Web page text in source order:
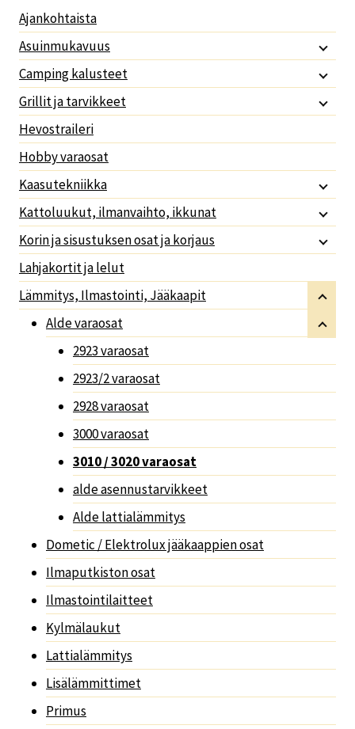
Ajankohtaista
Asuinmukavuus
Camping kalusteet
Grillit ja tarvikkeet
Hevostraileri
Hobby varaosat
Kaasutekniikka
Kattoluukut, ilmanvaihto, ikkunat
Korin ja sisustuksen osat ja korjaus
Lahjakortit ja lelut
Lämmitys, Ilmastointi, Jääkaapit
Alde varaosat
2923 varaosat
2923/2 varaosat
2928 varaosat
3000 varaosat
3010 / 3020 varaosat
alde asennustarvikkeet
Alde lattialämmitys
Dometic / Elektrolux jääkaappien osat
Ilmaputkiston osat
Ilmastointilaitteet
Kylmälaukut
Lattialämmitys
Lisälämmittimet
Primus